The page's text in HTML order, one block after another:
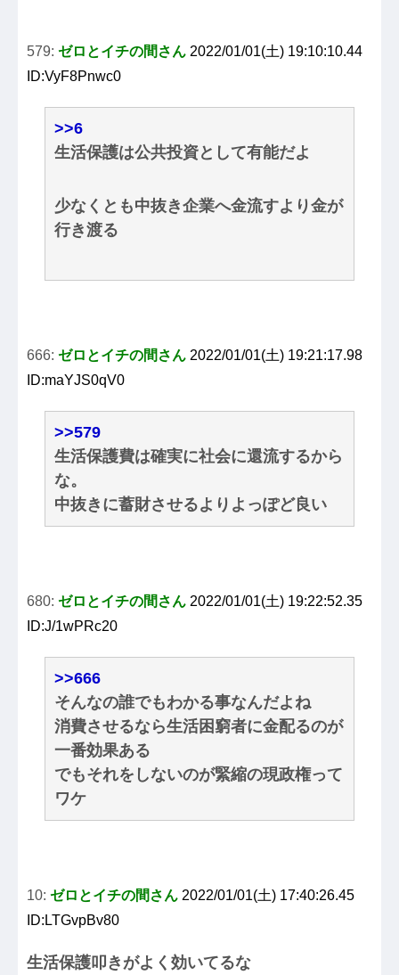
579: ゼロとイチの間さん 2022/01/01(土) 19:10:10.44
ID:VyF8Pnwc0
>>6
生活保護は公共投資として有能だよ
少なくとも中抜き企業へ金流すより金が
行き渡る
666: ゼロとイチの間さん 2022/01/01(土) 19:21:17.98
ID:maYJS0qV0
>>579
生活保護費は確実に社会に還流するから
な。
中抜きに蓄財させるよりよっぽど良い
680: ゼロとイチの間さん 2022/01/01(土) 19:22:52.35
ID:J/1wPRc20
>>666
そんなの誰でもわかる事なんだよね
消費させるなら生活困窮者に金配るのが
一番効果ある
でもそれをしないのが緊縮の現政権って
ワケ
10: ゼロとイチの間さん 2022/01/01(土) 17:40:26.45
ID:LTGvpBv80
生活保護叩きがよく効いてるな